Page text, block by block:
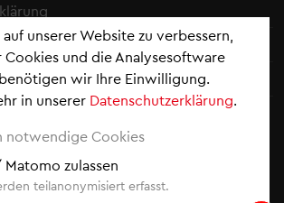
unserer Website zu verbessern,
und die Analysesoftware
wir Ihre Einwilligung.
in unserer Datenschutzerklärung.
notwendige Cookies
zulassen
teilanonymisiert erfasst.